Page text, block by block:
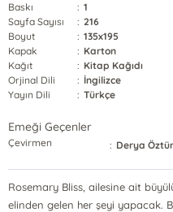
Baskı
: 1
Sayfa Sayısı
: 216
Boyut
: 135x195
Kapak
: Karton
Kağıt
: Kitap Kağıdı
Orjinal Dili
: İngilizce
Yayın Dili
: Türkçe
Emeği Geçenler
Çevirmen : Derya
Rosemary Bliss, ailesine ait
elinden gelen her şeyi yapacak.